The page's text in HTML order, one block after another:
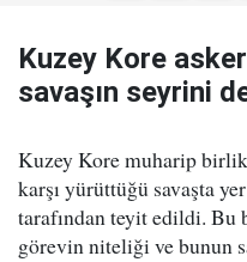
Kuzey Kore
savaşın seyrini
Kuzey Kore muharip
karşı yürüttüğü savaşta
tarafından teyit edildi.
görevin niteliği ve bunun